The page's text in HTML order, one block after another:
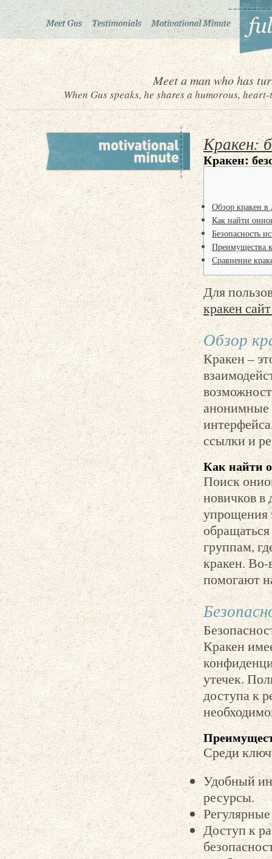
Meet a man who has
When Gus speaks, he shares a humorous,
Кракен:
Кракен:
Обзор кракен в
Как найти
Безопасность
Преимущества
Сравнение
Для
кракен
Обзор
Кракен –
анонимные
ссылки и
Как найти
Поиск
новичков в
упрощения
группам,
кракен.
помогают
Кракен
утечек.
доступа к
Среди
Удобный
ресурсы.
Доступ к